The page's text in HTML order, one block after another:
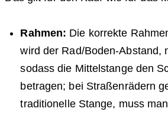
Rahmen: Die korrekte
wird der Rad/Boden-Abstand,
sodass die Mittelstange den
betragen; bei Straßenrädern
traditionelle Stange, muss